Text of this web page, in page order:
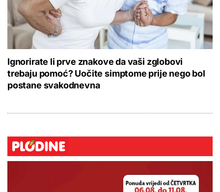
Ignorirate li prve znakove da vaši zglobovi
trebaju pomoć? Uočite simptome prije nego bol
postane svakodnevna